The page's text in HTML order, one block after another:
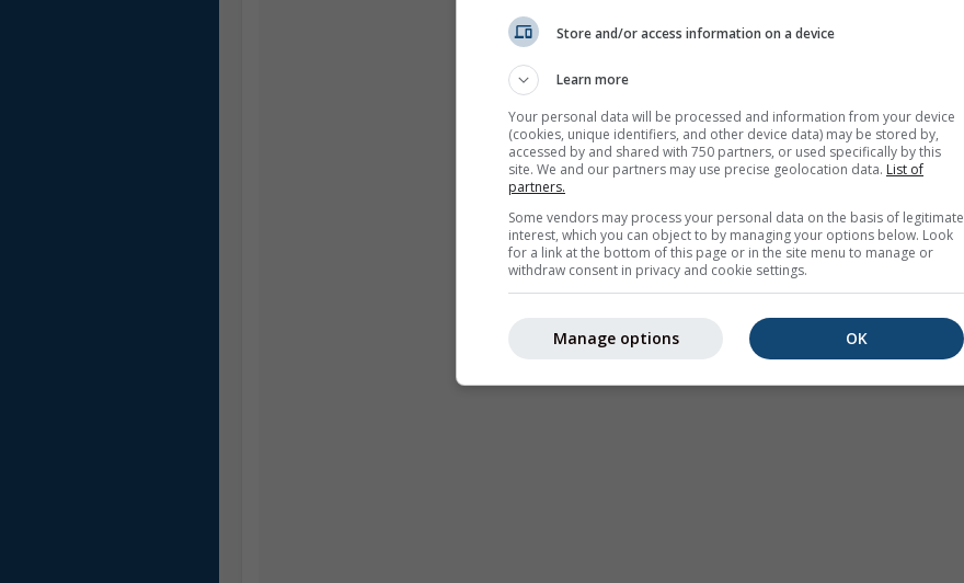
Store and/or access information on a device
Learn more
Your personal data will be processed and information from your device
(cookies, unique identifiers, and other device data) may be stored by,
accessed by and shared with 750 partners, or used specifically by this
site. We and our partners may use precise geolocation data. List of
partners.
Some vendors may process your personal data on the basis of legitimate
interest, which you can object to by managing your options below. Look
for a link at the bottom of this page or in the site menu to manage or
withdraw consent in privacy and cookie settings.
OK
Manage options